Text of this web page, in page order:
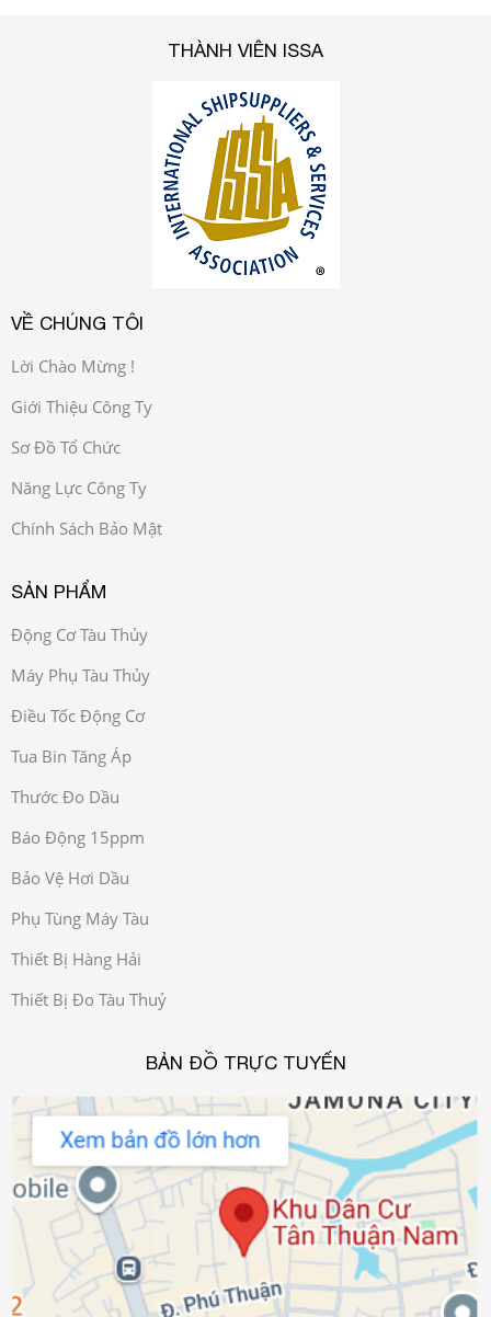
THÀNH VIÊN ISSA
VỀ CHÚNG TÔI
Lời Chào Mừng !
Giới Thiệu Công Ty
Sơ Đồ Tổ Chức
Năng Lực Công Ty
Chính Sách Bảo Mật
SẢN PHẨM
Động Cơ Tàu Thủy
Máy Phụ Tàu Thủy
Điều Tốc Động Cơ
Tua Bin Tăng Áp
Thước Đo Dầu
Báo Động 15ppm
Bảo Vệ Hơi Dầu
Phụ Tùng Máy Tàu
Thiết Bị Hàng Hải
Thiết Bị Đo Tàu Thuỷ
BẢN ĐỒ TRỰC TUYẾN